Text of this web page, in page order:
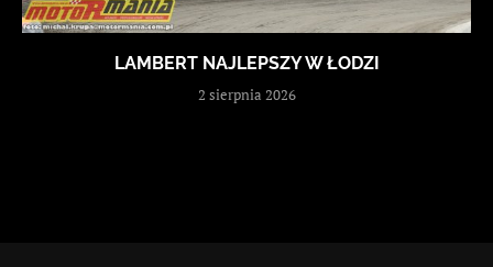
LAMBERT NAJLEPSZY W ŁODZI
2 sierpnia 2026